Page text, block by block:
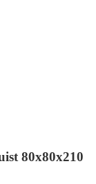
80x80x210